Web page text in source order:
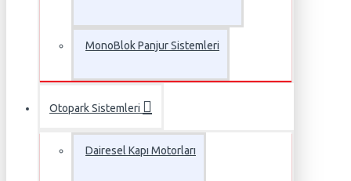
MonoBlok Panjur Sistemleri
Otopark Sistemleri
Dairesel Kapı Motorları